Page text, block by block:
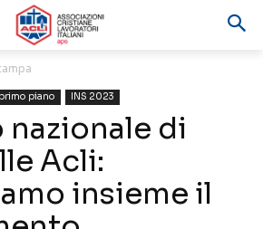
piano INS 2023
di
Acli:
insieme il